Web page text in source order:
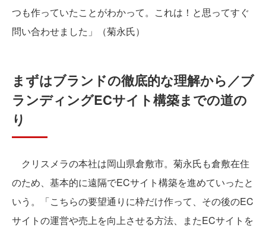
つも作っていたことがわかって。これは！と思ってすぐ
問い合わせました」（菊永氏）
まずはブランドの徹底的な理解から／ブ
ランディングECサイト構築までの道の
り
クリスメラの本社は岡山県倉敷市。菊永氏も倉敷在住
のため、基本的に遠隔でECサイト構築を進めていったと
いう。「こちらの要望通りに枠だけ作って、その後のEC
サイトの運営や売上を向上させる方法、またECサイトを